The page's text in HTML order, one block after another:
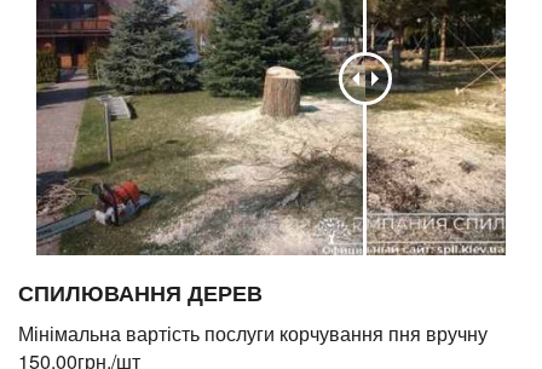
СПИЛЮВАННЯ ДЕРЕВ
Мінімальна вартість послуги корчування пня вручну
150.00грн./шт